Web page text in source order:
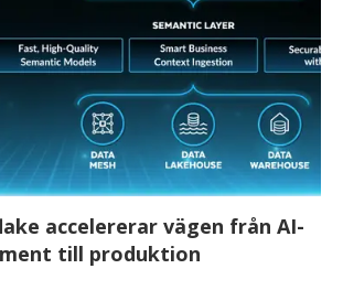
accelererar vägen från AI-
till produktion